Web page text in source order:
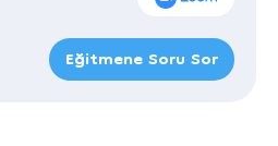
Eğitmene Soru Sor